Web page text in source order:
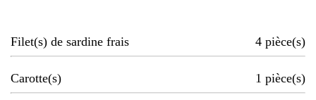
Filet(s) de sardine frais 4 pièce(s)
Carotte(s) 1 pièce(s)